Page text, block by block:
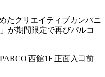
たクリエイティブカンパニ
が期間限定で再びパルコ
西館1F 正面入口前